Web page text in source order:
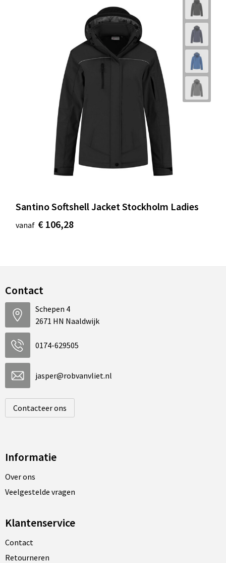
Santino Softshell Jacket Stockholm Ladies
vanaf € 106,28
Contact
Schepen 4
2671 HN Naaldwijk
0174-629505
jasper@robvanvliet.nl
Contacteer ons
Informatie
Over ons
Veelgestelde vragen
Klantenservice
Contact
Retourneren